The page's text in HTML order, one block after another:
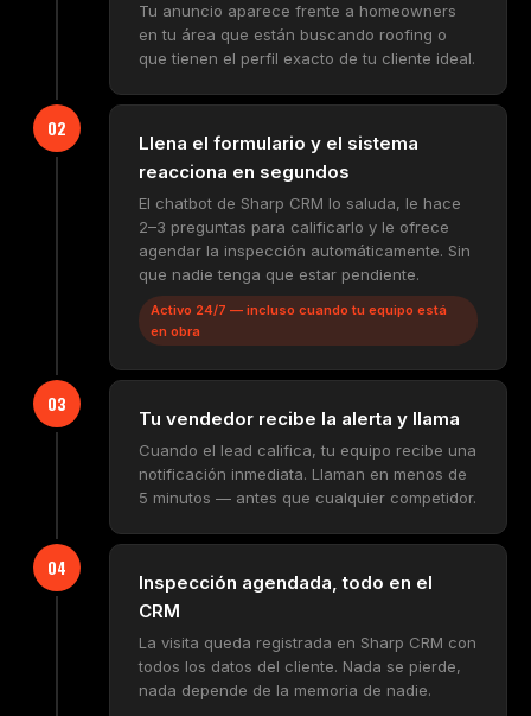
Tu anuncio aparece frente a homeowners
en tu área que están buscando roofing o
que tienen el perfil exacto de tu cliente ideal.
02
Llena el formulario y el sistema
reacciona en segundos
El chatbot de Sharp CRM lo saluda, le hace
2–3 preguntas para calificarlo y le ofrece
agendar la inspección automáticamente. Sin
que nadie tenga que estar pendiente.
Activo 24/7 — incluso cuando tu equipo está
en obra
03
Tu vendedor recibe la alerta y llama
Cuando el lead califica, tu equipo recibe una
notificación inmediata. Llaman en menos de
5 minutos — antes que cualquier competidor.
04
Inspección agendada, todo en el
CRM
La visita queda registrada en Sharp CRM con
todos los datos del cliente. Nada se pierde,
nada depende de la memoria de nadie.